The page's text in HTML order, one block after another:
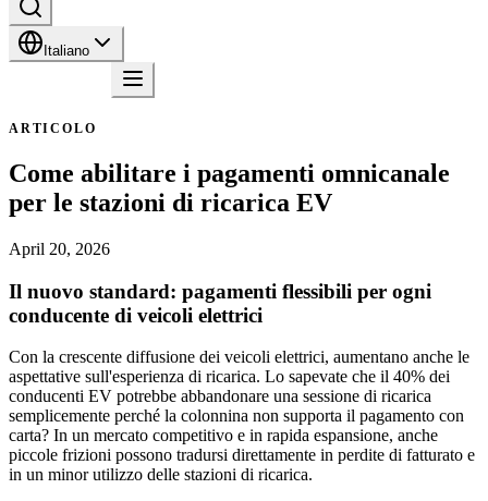
Italiano
ARTICOLO
Come abilitare i pagamenti omnicanale
per le stazioni di ricarica EV
April 20, 2026
Il nuovo standard: pagamenti flessibili per ogni
conducente di veicoli elettrici
Con la crescente diffusione dei veicoli elettrici, aumentano anche le
aspettative sull'esperienza di ricarica. Lo sapevate che il 40% dei
conducenti EV potrebbe abbandonare una sessione di ricarica
semplicemente perché la colonnina non supporta il pagamento con
carta? In un mercato competitivo e in rapida espansione, anche
piccole frizioni possono tradursi direttamente in perdite di fatturato e
in un minor utilizzo delle stazioni di ricarica.